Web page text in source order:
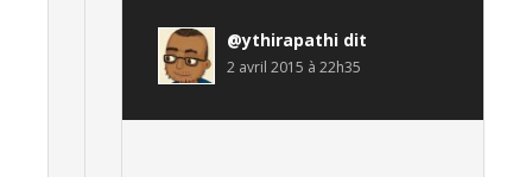
@ythirapathi dit
2 avril 2015 à 22h35